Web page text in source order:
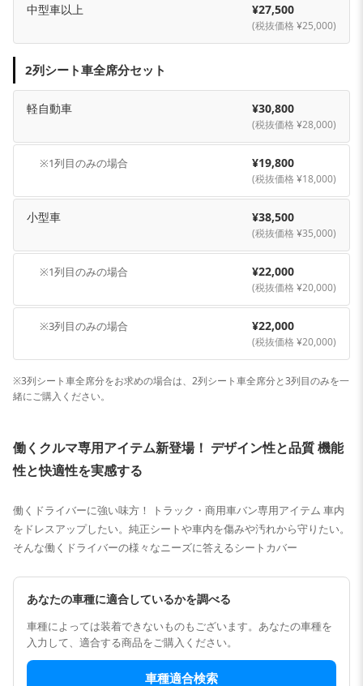
中型車以上 ¥27,500
(税抜価格 ¥25,000)
2列シート車全席分セット
軽自動車 ¥30,800
(税抜価格 ¥28,000)
※1列目のみの場合 ¥19,800
(税抜価格 ¥18,000)
小型車 ¥38,500
(税抜価格 ¥35,000)
※1列目のみの場合 ¥22,000
(税抜価格 ¥20,000)
※3列目のみの場合 ¥22,000
(税抜価格 ¥20,000)
※3列シート車全席分をお求めの場合は、2列シート車全席分と3列目のみを一
緒にご購入ください。
働くクルマ専用アイテム新登場！ デザイン性と品質 機能
性と快適性を実感する
働くドライバーに強い味方！ トラック・商用車バン専用アイテム 車内
をドレスアップしたい。純正シートや車内を傷みや汚れから守りたい。
そんな働くドライバーの様々なニーズに答えるシートカバー
あなたの車種に適合しているかを調べる
車種によっては装着できないものもございます。あなたの車種を
入力して、適合する商品をご購入ください。
車種適合検索